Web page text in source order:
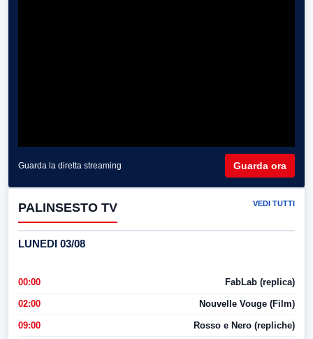
Guarda la diretta streaming Guarda ora
PALINSESTO TV VEDI TUTTI
LUNEDI 03/08
00:00 FabLab (replica)
02:00 Nouvelle Vouge (Film)
09:00 Rosso e Nero (repliche)